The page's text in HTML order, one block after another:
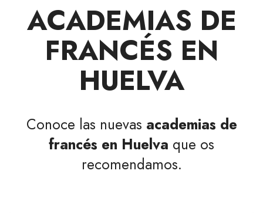
ACADEMIAS DE
FRANCÉS EN
HUELVA
Conoce las nuevas academias de
francés en Huelva que os
recomendamos.